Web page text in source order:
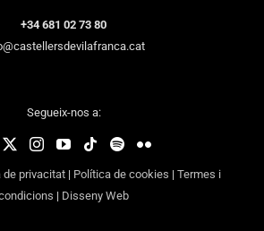
+34 681 02 73 80
Segueix-nos a:
de privacitat| Política de cookies | Termes i
| Disseny Web